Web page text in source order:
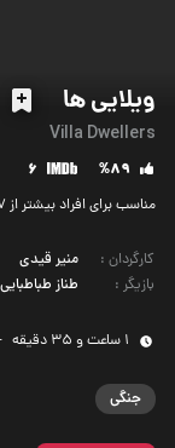
ویلایی ها
Villa Dwellers
%89
6
مناسب برای افراد بیشتر از 17 سال
کارگردان :
منیر قیدی
بازیگر : طناز
1 ساعت و 35 دقیقه
جنگی